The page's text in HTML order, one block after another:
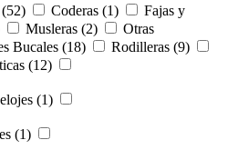
Coderas (1)
Fajas y
Musleras (2)
Otras
Bucales (18)
Rodilleras (9)
(12)
(1)
(1)